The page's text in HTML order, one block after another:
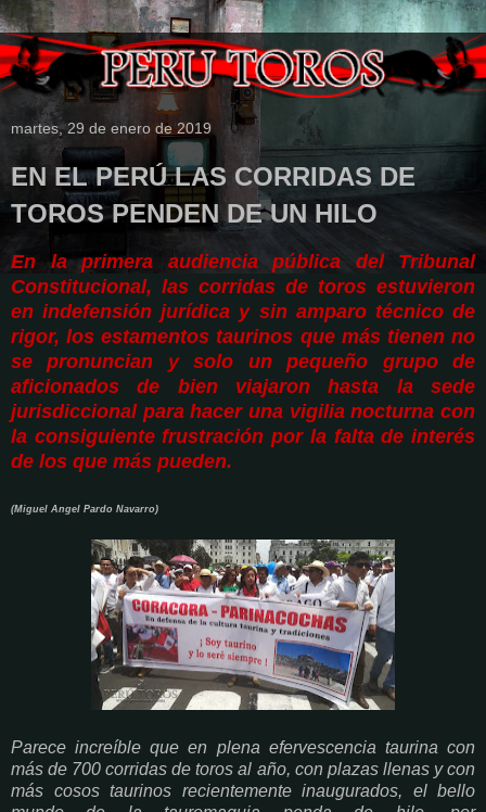
martes, 29 de enero de 2019
EN EL PERÚ LAS CORRIDAS DE
TOROS PENDEN DE UN HILO
En la primera audiencia pública del Tribunal
Constitucional, las corridas de toros estuvieron
en indefensión jurídica y sin amparo técnico de
rigor, los estamentos taurinos que más tienen no
se pronuncian y solo un pequeño grupo de
aficionados de bien viajaron hasta la sede
jurisdiccional para hacer una vigilia nocturna con
la consiguiente frustración por la falta de interés
de los que más pueden.
(Miguel Angel Pardo Navarro)
Parece increíble que en plena efervescencia taurina con
más de 700 corridas de toros al año, con plazas llenas y con
más cosos taurinos recientemente inaugurados, el bello